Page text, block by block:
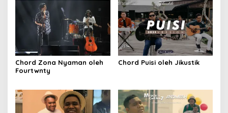
Chord Zona Nyaman oleh
Fourtwnty
Chord Puisi oleh Jikustik